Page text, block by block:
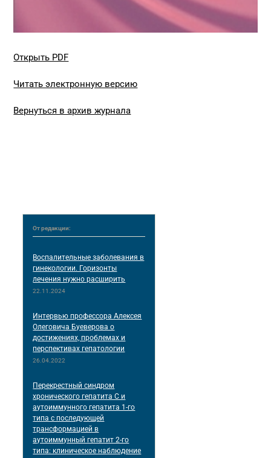
Открыть PDF
Читать электронную версию
Вернуться в архив журнала
От редакции:
Воспалительные заболевания в
гинекологии. Горизонты
лечения нужно расширить
22.11.2024
Интервью профессора Алексея
Олеговича Буеверова о
достижениях, проблемах и
перспективах гепатологии
26.04.2022
Перекрестный синдром
хронического гепатита С и
аутоиммунного гепатита 1-го
типа с последующей
трансформацией в
аутоиммунный гепатит 2-го
типа: клиническое наблюдение